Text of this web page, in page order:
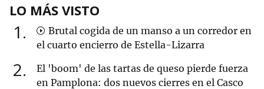
LO MÁS VISTO
1
Brutal cogida de un manso a un corredor en
el cuarto encierro de Estella-Lizarra
2
El 'boom' de las tartas de queso pierde fuerza
en Pamplona: dos nuevos cierres en el Casco